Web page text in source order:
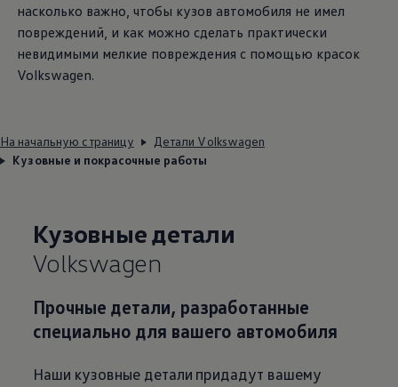
насколько важно, чтобы кузов автомобиля не имел
повреждений, и как можно сделать практически
невидимыми мелкие повреждения с помощью красок
Volkswagen.
На начальную страницу
Детали Volkswagen
Кузовные и покрасочные работы
Кузовные детали
Volkswagen
Прочные детали, разработанные
специально для вашего автомобиля
Наши кузовные детали придадут вашему